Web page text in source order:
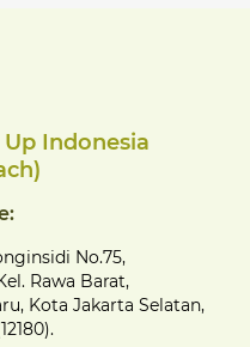
Up Indonesia
No.75,
Rawa Barat,
Kota Jakarta Selatan,